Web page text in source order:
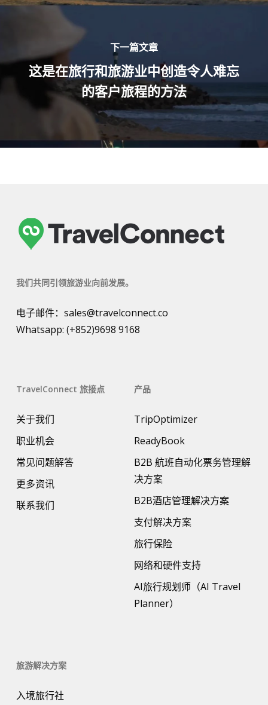
下一篇文章
这是在旅行和旅游业中创造令人难忘
的客户旅程的方法
我们共同引领旅游业向前发展。
电子邮件： sales@travelconnect.co
Whatsapp: (+852)9698 9168
TravelConnect 旅接点
关于我们
职业机会
常见问题解答
更多资讯
联系我们
产品
TripOptimizer
ReadyBook
B2B 航班自动化票务管理解
决方案
B2B酒店管理解决方案
支付解决方案
旅行保险
网络和硬件支持
AI旅行规划师（AI Travel
Planner）
旅游解决方案
入境旅行社